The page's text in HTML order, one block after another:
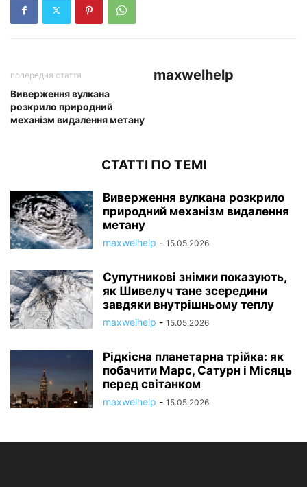
попередня стаття
Виверження вулкана
розкрило природний
механізм видалення метану
maxwelhelp
СТАТТІ ПО ТЕМІ
Виверження вулкана розкрило
природний механізм видалення
метану
maxwelhelp - 15.05.2026
Супутникові знімки показують,
як Шивелуч тане зсередини
завдяки внутрішньому теплу
maxwelhelp - 15.05.2026
Рідкісна планетарна трійка: як
побачити Марс, Сатурн і Місяць
перед світанком
maxwelhelp - 15.05.2026